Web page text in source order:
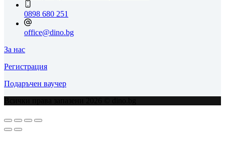
0898 680 251
office@dino.bg
За нас
Регистрация
Подаръчен ваучер